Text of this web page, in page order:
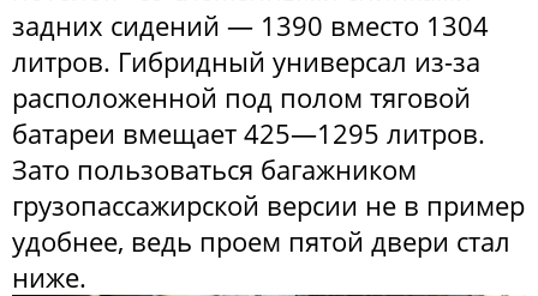
задних сидений — 1390 вместо 1304
литров. Гибридный универсал из-за
расположенной под полом тяговой
батареи вмещает 425—1295 литров.
Зато пользоваться багажником
грузопассажирской версии не в пример
удобнее, ведь проем пятой двери стал
ниже.